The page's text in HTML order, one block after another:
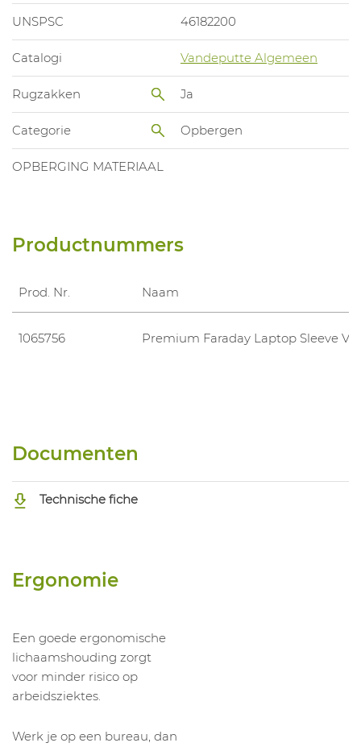
UNSPSC 46182200
Catalogi Vandeputte Algemeen
Rugzakken Ja
Categorie Opbergen
OPBERGING MATERIAAL
Productnummers
Prod. Nr. Naam
1065756 Premium Faraday Laptop Sleeve V2
Documenten
Technische fiche
Ergonomie
Een goede ergonomische
lichaamshouding zorgt
voor minder risico op
arbeidsziektes.
Werk je op een bureau, dan